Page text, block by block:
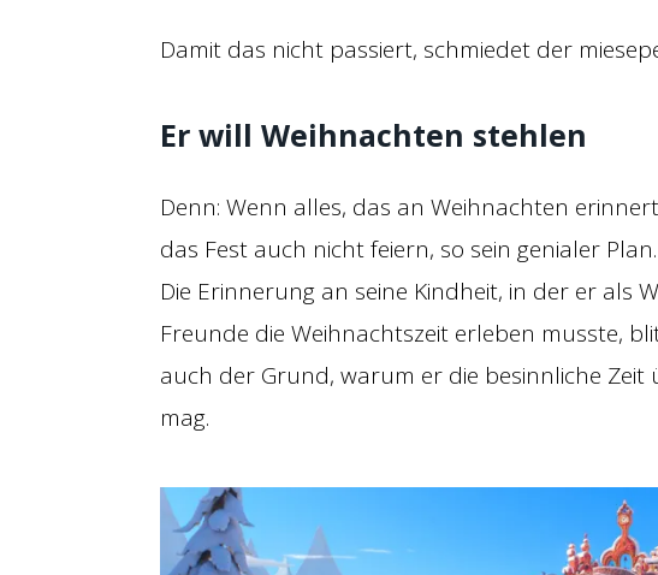
Damit das nicht passiert, schmiedet der
Er will Weihnachten stehlen
Denn: Wenn alles, das an Weihnachten
das Fest auch nicht feiern, so sein genialer Plan.
Die Erinnerung an seine Kindheit, in der er als
Freunde die Weihnachtszeit erleben musste,
auch der Grund, warum er die besinnliche
mag.